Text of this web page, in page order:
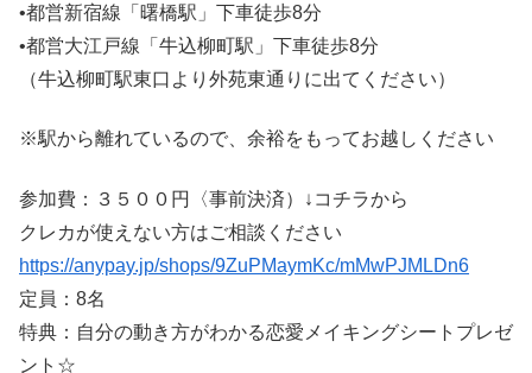
•都営新宿線「曙橋駅」下車徒歩8分
•都営大江戸線「牛込柳町駅」下車徒歩8分
（牛込柳町駅東口より外苑東通りに出てください）
※駅から離れているので、余裕をもってお越しください
参加費：３５００円〈事前決済）↓コチラから
クレカが使えない方はご相談ください
https://anypay.jp/shops/9ZuPMaymKc/mMwPJMLDn6
定員：8名
特典：自分の動き方がわかる恋愛メイキングシートプレゼ
ント☆